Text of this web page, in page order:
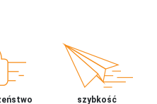
szybkość